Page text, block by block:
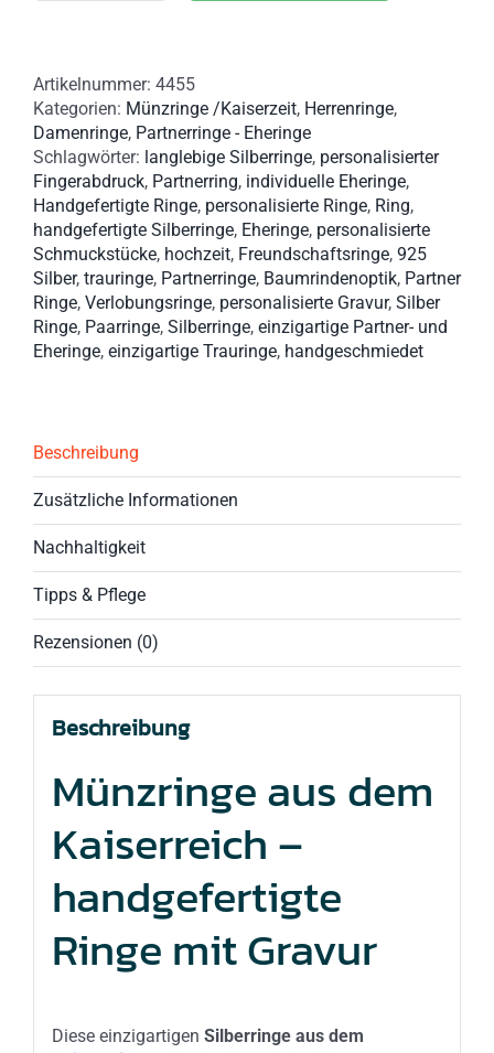
Kaiserzeit
Menge
Artikelnummer: 4455
Kategorien: Münzringe /Kaiserzeit, Herrenringe,
Damenringe, Partnerringe - Eheringe
Schlagwörter: langlebige Silberringe, personalisierter
Fingerabdruck, Partnerring, individuelle Eheringe,
Handgefertigte Ringe, personalisierte Ringe, Ring,
handgefertigte Silberringe, Eheringe, personalisierte
Schmuckstücke, hochzeit, Freundschaftsringe, 925
Silber, trauringe, Partnerringe, Baumrindenoptik, Partner
Ringe, Verlobungsringe, personalisierte Gravur, Silber
Ringe, Paarringe, Silberringe, einzigartige Partner- und
Eheringe, einzigartige Trauringe, handgeschmiedet
Beschreibung
Zusätzliche Informationen
Nachhaltigkeit
Tipps & Pflege
Rezensionen (0)
Beschreibung
Münzringe aus dem
Kaiserreich –
handgefertigte
Ringe mit Gravur
Diese einzigartigen Silberringe aus dem